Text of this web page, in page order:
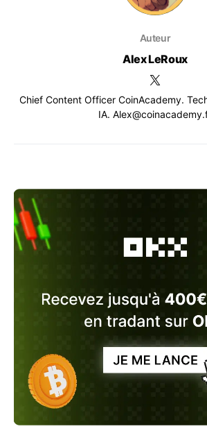
Auteur
Alex LeRoux
Chief Content Officer CoinAcademy.
IA.